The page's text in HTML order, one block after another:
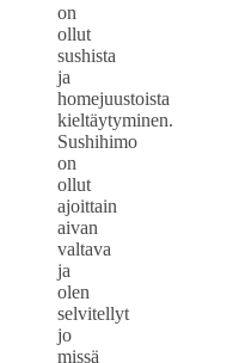
on
ollut
sushista
ja
homejuustoista
kieltäytyminen.
Sushihimo
on
ollut
ajoittain
aivan
valtava
ja
olen
selvitellyt
jo
missä